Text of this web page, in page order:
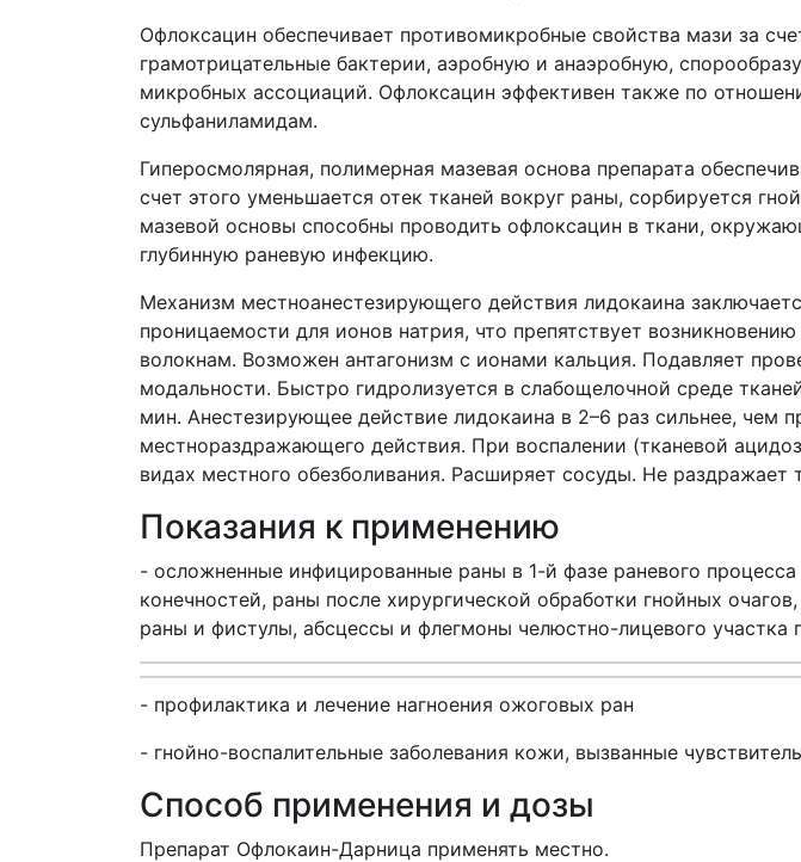
Офлоксацин обеспечивает противомикробные свойства мази за
грамотрицательные бактерии, аэробную и анаэробную,
микробных ассоциаций. Офлоксацин эффективен также по
сульфаниламидам.
Гиперосмолярная, полимерная мазевая основа препарата
счет этого уменьшается отек тканей вокруг раны, сорбируется
мазевой основы способны проводить офлоксацин в ткани,
глубинную раневую инфекцию.
Механизм местноанестезирующего действия лидокаина
проницаемости для ионов натрия, что препятствует
волокнам. Возможен антагонизм с ионами кальция. Подавляет
модальности. Быстро гидролизуется в слабощелочной среде
мин. Анестезирующее действие лидокаина в 2–6 раз сильнее,
местнораздражающего действия. При воспалении (тканевой
видах местного обезболивания. Расширяет сосуды. Не раздражает
Показания к применению
- осложненные инфицированные раны в 1-й фазе раневого
конечностей, раны после хирургической обработки гнойных
раны и фистулы, абсцессы и флегмоны челюстно-лицевого участка
- профилактика и лечение нагноения ожоговых ран
- гнойно-воспалительные заболевания кожи, вызванные
Способ применения и дозы
Препарат Офлокаин-Дарница применять местно.